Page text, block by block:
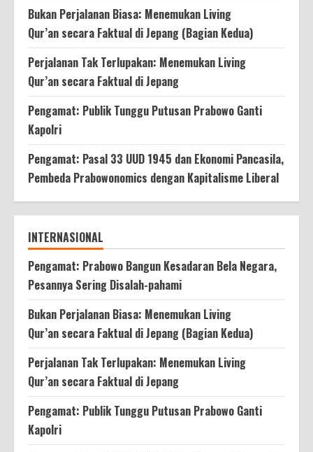
Bukan Perjalanan Biasa: Menemukan Living
Qur’an secara Faktual di Jepang (Bagian Kedua)
Perjalanan Tak Terlupakan: Menemukan Living
Qur’an secara Faktual di Jepang
Pengamat: Publik Tunggu Putusan Prabowo Ganti
Kapolri
Pengamat: Pasal 33 UUD 1945 dan Ekonomi Pancasila,
Pembeda Prabowonomics dengan Kapitalisme Liberal
INTERNASIONAL
Pengamat: Prabowo Bangun Kesadaran Bela Negara,
Pesannya Sering Disalah-pahami
Bukan Perjalanan Biasa: Menemukan Living
Qur’an secara Faktual di Jepang (Bagian Kedua)
Perjalanan Tak Terlupakan: Menemukan Living
Qur’an secara Faktual di Jepang
Pengamat: Publik Tunggu Putusan Prabowo Ganti
Kapolri